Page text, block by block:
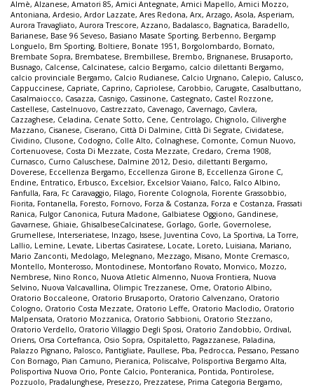
Almè, Alzanese, Amatori 85, Amici Antegnate, Amici Mapello, Amici Mozzo,
Antoniana, Ardesio, Ardor Lazzate, Ares Redona, Arx, Arzago, Asola, Asperiam,
Aurora Travagliato, Aurora Trescore, Azzano, Badalasco, Bagnatica, Baradello,
Barianese, Base 96 Seveso, Basiano Masate Sporting, Berbenno, Bergamp
Longuelo, Bm Sporting, Boltiere, Bonate 1951, Borgolombardo, Bornato,
Brembate Sopra, Brembatese, Brembillese, Brembo, Brignanese, Brusaporto,
Busnago, Calcense, Calcinatese, calcio Bergamo, calcio dilettanti Bergamo,
calcio provinciale Bergamo, Calcio Rudianese, Calcio Urgnano, Calepio, Calusco,
Cappuccinese, Capriate, Caprino, Capriolese, Carobbio, Carugate, Casalbuttano,
Casalmaiocco, Casazza, Casnigo, Cassinone, Castegnato, Castel Rozzone,
Castellese, Castelnuovo, Castrezzato, Cavenago, Cavernago, Cavlera,
Cazzaghese, Celadina, Cenate Sotto, Cene, Centrolago, Chignolo, Ciliverghe
Mazzano, Cisanese, Ciserano, Città Di Dalmine, Città Di Segrate, Cividatese,
Cividino, Clusone, Codogno, Colle Alto, Colnaghese, Comonte, Comun Nuovo,
Cortenuovese, Costa Di Mezzate, Costa Mezzate, Credaro, Crema 1908,
Curnasco, Curno Caluschese, Dalmine 2012, Desio, dilettanti Bergamo,
Doverese, Eccellenza Bergamo, Eccellenza Girone B, Eccellenza Girone C,
Endine, Entratico, Erbusco, Excelsior, Excelsior Vaiano, Falco, Falco Albino,
Fanfulla, Fara, Fc Caravaggio, Filago, Fiorente Colognola, Fiorente Grassobbio,
Fiorita, Fontanella, Foresto, Fornovo, Forza & Costanza, Forza e Costanza, Frassati
Ranica, Fulgor Canonica, Futura Madone, Galbiatese Oggiono, Gandinese,
Gavarnese, Ghiaie, GhisalbeseCalcinatese, Gorlago, Gorle, Governolese,
Grumellese, Interseriatese, Inzago, Issese, Juventina Covo, La Sportiva, La Torre,
Lallio, Lemine, Levate, Libertas Casiratese, Locate, Loreto, Luisiana, Mariano,
Mario Zanconti, Medolago, Melegnano, Mezzago, Misano, Monte Cremasco,
Montello, Monterosso, Montodinese, Montorfano Rovato, Monvico, Mozzo,
Nembrese, Nino Ronco, Nuova Atletic Almenno, Nuova Frontiera, Nuova
Selvino, Nuova Valcavallina, Olimpic Trezzanese, Ome, Oratorio Albino,
Oratorio Boccaleone, Oratorio Brusaporto, Oratorio Calvenzano, Oratorio
Cologno, Oratorio Costa Mezzate, Oratorio Leffe, Oratorio Maclodio, Oratorio
Malpensata, Oratorio Mozzanica, Oratorio Sabbioni, Oratorio Stezzano,
Oratorio Verdello, Oratorio Villaggio Degli Sposi, Oratorio Zandobbio, Ordival,
Oriens, Orsa Cortefranca, Osio Sopra, Ospitaletto, Pagazzanese, Paladina,
Palazzo Pignano, Palosco, Pantigliate, Paullese, Pba, Pedrocca, Pessano, Pessano
Con Bornago, Pian Camuno, Pieranica, Poliscalve, Polisportiva Bergamo Alta,
Polisportiva Nuova Orio, Ponte Calcio, Ponteranica, Pontida, Pontirolese,
Pozzuolo, Pradalunghese, Presezzo, Prezzatese, Prima Categoria Bergamo,